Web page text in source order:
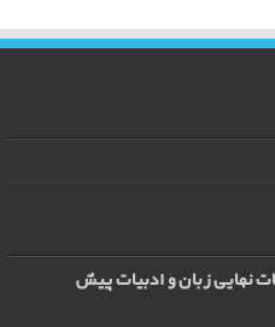
نهایی زبان و ادبیات پیش